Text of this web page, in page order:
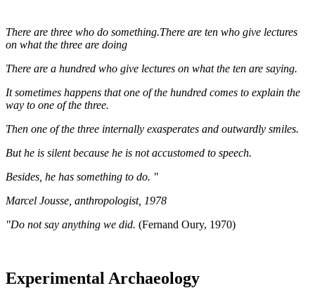
There are three who do something.There are ten who give lectures
on what the three are doing
There are a hundred who give lectures on what the ten are saying.
It sometimes happens that one of the hundred comes to explain the
way to one of the three.
Then one of the three internally exasperates and outwardly smiles.
But he is silent because he is not accustomed to speech.
Besides, he has something to do. "
Marcel Jousse, anthropologist, 1978
"Do not say anything we did. (Fernand Oury, 1970)
Experimental Archaeology